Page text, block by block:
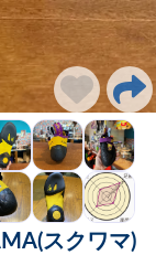
スクワマ)